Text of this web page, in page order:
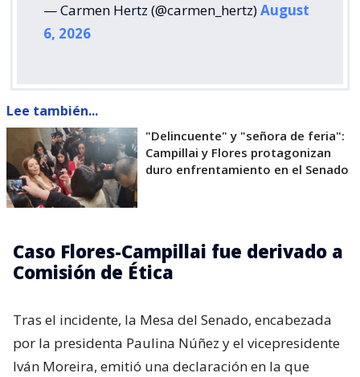
— Carmen Hertz (@carmen_hertz)August
6, 2026
Lee también...
"Delincuente" y "señora de feria":
Campillai y Flores protagonizan
duro enfrentamiento en el Senado
Caso Flores-Campillai fue derivado a
Comisión de Ética
Tras el incidente, la Mesa del Senado, encabezada
por la presidenta Paulina Núñez y el vicepresidente
Iván Moreira, emitió una declaración en la que